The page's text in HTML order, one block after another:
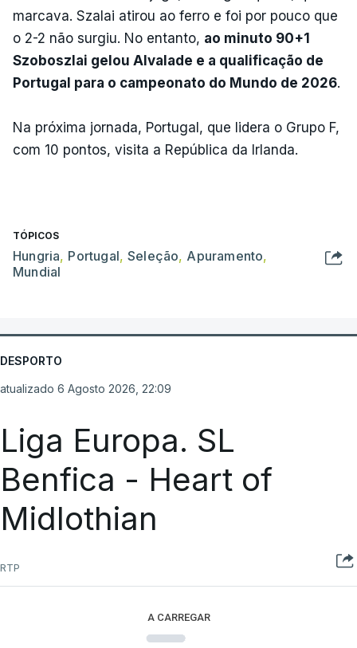
marcava. Szalai atirou ao ferro e foi por pouco que
o 2-2 não surgiu. No entanto, ao minuto 90+1
Szoboszlai gelou Alvalade e a qualificação de
Portugal para o campeonato do Mundo de 2026.
Na próxima jornada, Portugal, que lidera o Grupo F,
com 10 pontos, visita a República da Irlanda.
TÓPICOS
Hungria, Portugal,Seleção, Apuramento,
Mundial
DESPORTO
atualizado 6 Agosto 2026, 22:09
Liga Europa. SL
Benfica - Heart of
Midlothian
RTP
A CARREGAR